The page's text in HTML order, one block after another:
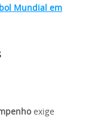
Mundial em
exige